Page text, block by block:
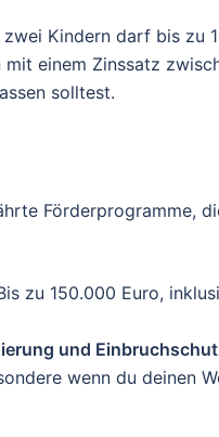
Kindern darf bis zu
einem Zinssatz
solltest.
Förderprogramme,
zu 150.000 Euro,
und
wenn du deinen